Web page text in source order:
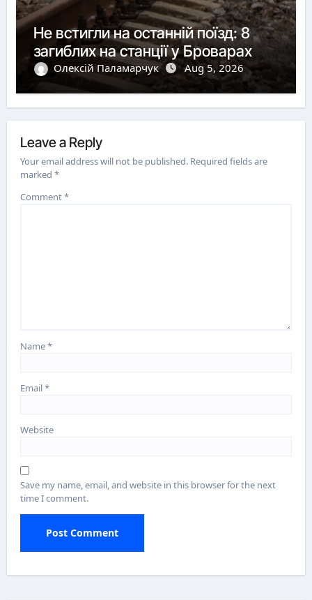
Не встигли на останній поїзд: 8
загиблих на станції у Броварах
Олексій Паламарчук Aug 5, 2026
Leave a Reply
Your email address will not be published. Required fields are
marked*
Comment*
Name*
Email*
Website
Save my name, email, and website in this browser for the next
time I comment.